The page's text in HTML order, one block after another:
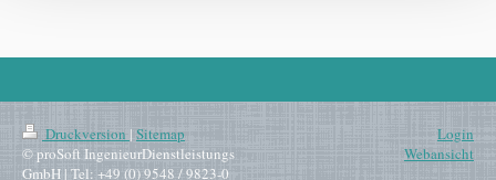
Druckversion | Sitemap
© proSoft IngenieurDienstleistungs
GmbH | Tel: +49 (0) 9548 / 9823-0
Login
Webansicht